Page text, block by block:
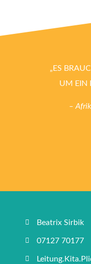
„ES
UM EIN
–
Beatrix Sirbik
07127 70177